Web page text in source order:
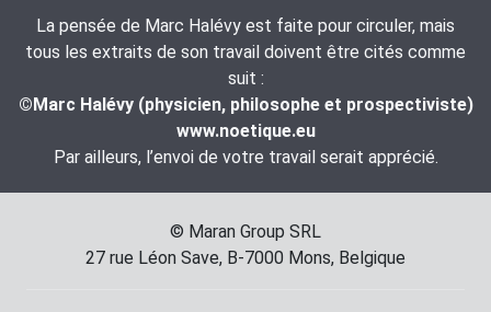
La pensée de Marc Halévy est faite pour circuler, mais
tous les extraits de son travail doivent être cités comme
suit :
©Marc Halévy (physicien, philosophe et prospectiviste)
www.noetique.eu
Par ailleurs, l’envoi de votre travail serait apprécié.
© Maran Group SRL
27 rue Léon Save, B-7000 Mons, Belgique